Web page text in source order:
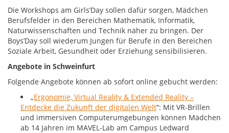
Die Workshops am Girls’Day sollen dafür sorgen, Mädchen
Berufsfelder in den Bereichen Mathematik, Informatik,
Naturwissenschaften und Technik näher zu bringen. Der
Boys’Day soll wiederum Jungen für Berufe in den Bereichen
Soziale Arbeit, Gesundheit oder Erziehung sensibilisieren.
Angebote in Schweinfurt
Folgende Angebote können ab sofort online gebucht werden:
„Ergonomie, Virtual Reality & Extended Reality –
Entdecke die Zukunft der digitalen Welt“: Mit VR-Brillen
und immersiven Computerumgebungen können Mädchen
ab 14 Jahren im MAVEL-Lab am Campus Ledward